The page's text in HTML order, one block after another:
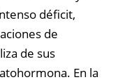
déficit,
de
de sus
En la